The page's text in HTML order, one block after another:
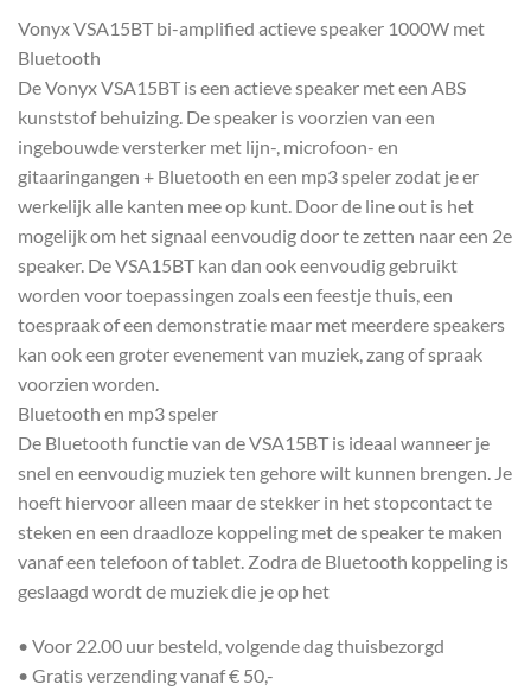
Vonyx VSA15BT bi-amplified actieve speaker 1000W met
Bluetooth
De Vonyx VSA15BT is een actieve speaker met een ABS
kunststof behuizing. De speaker is voorzien van een
ingebouwde versterker met lijn-, microfoon- en
gitaaringangen + Bluetooth en een mp3 speler zodat je er
werkelijk alle kanten mee op kunt. Door de line out is het
mogelijk om het signaal eenvoudig door te zetten naar een 2e
speaker. De VSA15BT kan dan ook eenvoudig gebruikt
worden voor toepassingen zoals een feestje thuis, een
toespraak of een demonstratie maar met meerdere speakers
kan ook een groter evenement van muziek, zang of spraak
voorzien worden.
Bluetooth en mp3 speler
De Bluetooth functie van de VSA15BT is ideaal wanneer je
snel en eenvoudig muziek ten gehore wilt kunnen brengen. Je
hoeft hiervoor alleen maar de stekker in het stopcontact te
steken en een draadloze koppeling met de speaker te maken
vanaf een telefoon of tablet. Zodra de Bluetooth koppeling is
geslaagd wordt de muziek die je op het
• Voor 22.00 uur besteld, volgende dag thuisbezorgd
• Gratis verzending vanaf € 50,-